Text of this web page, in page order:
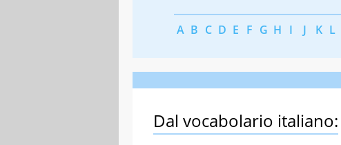
A B C D E F G H I J K L
Dal vocabolario italiano: